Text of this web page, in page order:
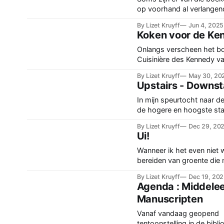
op voorhand al
in handen hebt, weet je
het boek klopt. Het ligt
hand, wanneer je bladert
verhalen je tegemoet,
By Lizet Kruyff Jun 4, 2025
Koken voor de
Onlangs verscheen het
Cuisinière des Kennedy
roman gebaseerd op
interviews,
leven van Andrée Imbert
Zij was lange tijd de
Huis. Het eten van de
By Lizet Kruyff May 30,
Upstairs -
In mijn speurtocht naar
de hogere en hoogste
tussen upstairs en
zelfs op verschillende
te beginnen is upstairs
zichtbaarder in de
archieven allerhande
vinden
By Lizet Kruyff Dec 29,
Ui!
Wanneer ik het even niet
bereiden van groente die
van die fijne nieuwe
de Arabische, Aziatische
keuken, óf ik duik in de
In zo’n geval is dat het
Giacomo Castelvetro uit
By Lizet Kruyff Dec 19,
Agenda :
Manuscripten
Vanaf vandaag geopend